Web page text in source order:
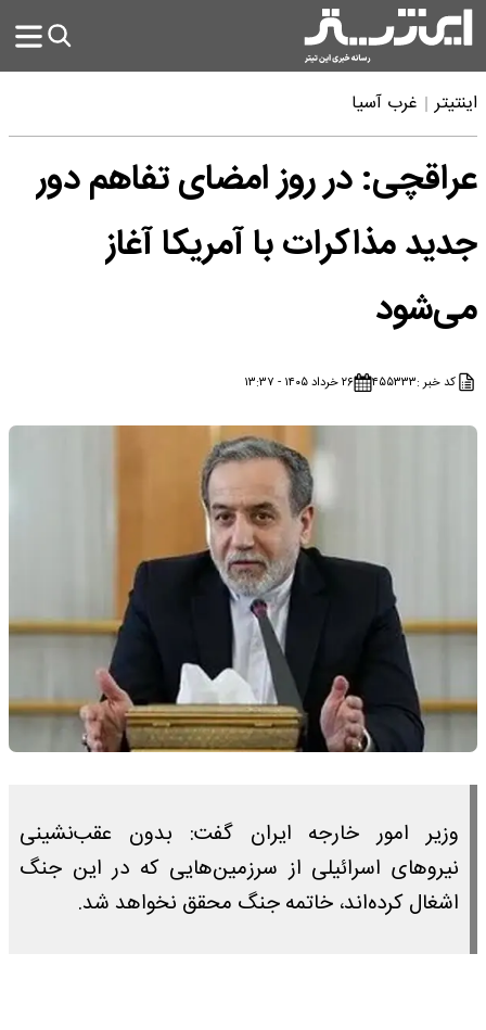
اینتیتر غرب آسیا
عراقچی: در روز امضای تفاهم دور
جدید مذاکرات با آمریکا آغاز
می‌شود
کد خبر :۴۵۵۳۳۳ ۲۶ خرداد ۱۴۰۵ - ۱۳:۳۷
وزیر امور خارجه ایران گفت: بدون عقب‌نشینی
نیروهای اسرائیلی از سرزمین‌هایی که در این جنگ
اشغال کرده‌اند، خاتمه جنگ محقق نخواهد شد.